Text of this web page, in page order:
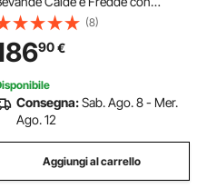
e Maniglia, per Tè, Caffè e
in Bar e Ristoranti, 2 Pezzi,
Isolamento a Lunga Durata
(8)
90€
Consegna:Sab. Ago. 8 - Mer.
Ago. 12
Aggiungi al carrello